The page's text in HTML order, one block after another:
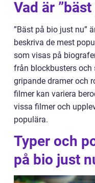
Vad är
”Bäst på bio just nu”
beskriva de mest
som visas på
från blockbusters
gripande dramer och
filmer kan variera
vissa filmer och
populära.
Typer och
på bio just